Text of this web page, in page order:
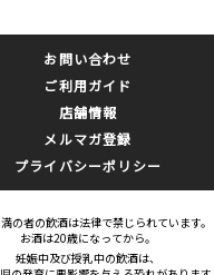
お問い合わせ
ご利用ガイド
店舗情報
メルマガ登録
プライバシーポリシー
の者の飲酒は法律で禁じられています。
お酒は20歳になってから。
妊娠中及び授乳中の飲酒は、